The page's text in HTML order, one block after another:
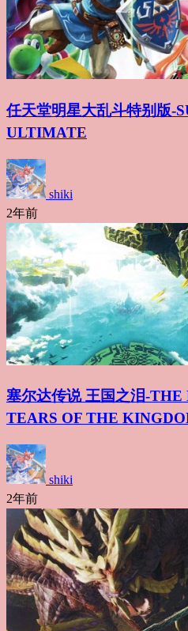
任天堂明星大乱斗特别版-
ULTIMATE
shiki
2年前
塞尔达传说 王国之泪-
TEARS OF THE
shiki
2年前